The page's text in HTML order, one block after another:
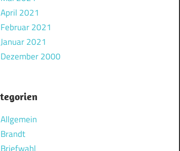
April 2021
Februar 2021
Januar 2021
Dezember 2000
Allgemein
Brandt